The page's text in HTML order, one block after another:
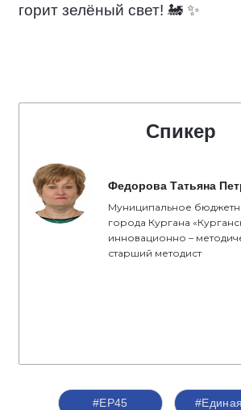
горит зелёный свет! 🚂 ✨
Спикер
Федорова Татьяна
Муниципальное
города Кургана
инновационно –
старший методист
#ЕР45